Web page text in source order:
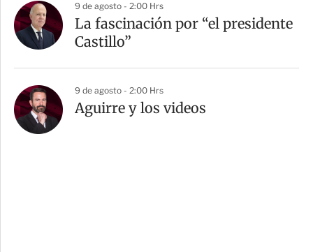
9 de agosto - 2:00 Hrs
La fascinación por “el presidente
Castillo”
9 de agosto - 2:00 Hrs
Aguirre y los videos